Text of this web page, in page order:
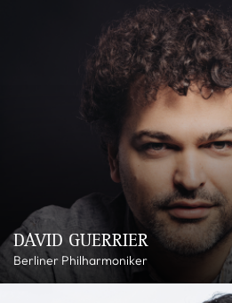
DAVID GUERRIER
Berliner Philharmoniker